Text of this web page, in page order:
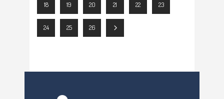
18 19 20 21 22 23
24 25 26